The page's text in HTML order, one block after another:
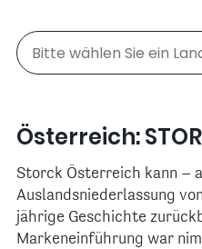
Österreich:
Storck Österreich kann –
Auslandsniederlassung
jährige Geschichte
Markeneinführung war